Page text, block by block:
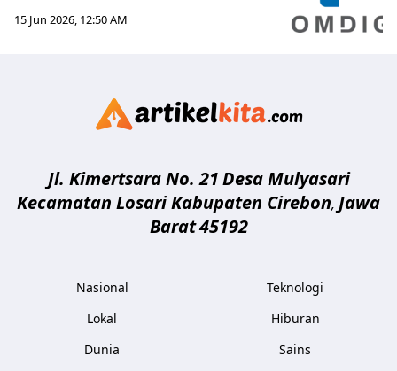
15 Jun 2026, 12:50 AM
Jl. Kimertsara No. 21Desa Mulyasari
Kecamatan Losari Kabupaten Cirebon, Jawa
Barat45192
Nasional
Lokal
Dunia
Teknologi
Hiburan
Sains